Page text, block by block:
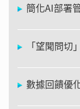
簡化AI部署
「望聞問
數據回饋優